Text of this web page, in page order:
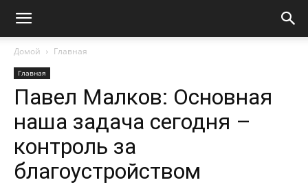
Домой Главная
Главная
Павел Малков: Основная
наша задача сегодня –
контроль за
благоустройством